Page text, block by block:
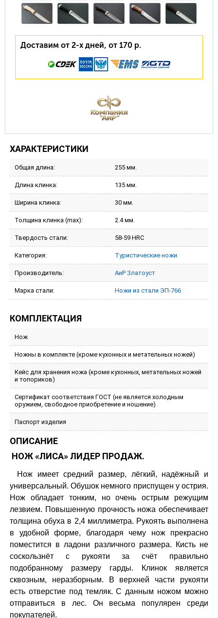
Доставим от 2-х дней, от 170 р.
ХАРАКТЕРИСТИКИ
Общая длина: 255 мм.
Длина клинка: 135 мм.
Ширина клинка: 30 мм.
Толщина клинка (max): 2.4 мм.
Твердость стали: 58-59 HRC
Категория: Туристические ножи
Производитель: АиР Златоуст
Марка стали: Ножи из стали ЭП-766
КОМПЛЕКТАЦИЯ
Нож
Ножны в комплекте (кроме кухонных и метательных ножей)
Кейс для хранения ножа (кроме кухонных, метательных ножей
и топориков)
Сертификат соответствия ГОСТ (не является холодным
оружием, свободное приобретение и ношение)
Паспорт изделия
ОПИСАНИЕ
НОЖ «ЛИСА» ЛИДЕР ПРОДАЖ.
Нож имеет средний размер, лёгкий, надёжный и
универсальный. Обушок немного приспущен у острия.
Нож обладает тонким, но очень острым режущим
лезвием. Повышенную прочность ножа обеспечивает
толщина обуха в 2,4 миллиметра. Рукоять выполнена
в удобной форме, благодаря чему нож прекрасно
поместится в ладони различного размера. Кисть не
соскользнёт с рукояти за счёт правильно
подобранному размеру гарды. Клинок является
сквозным, неразборным. В верхней части рукояти
есть отверстие под темляк. С данным ножом можно
отправиться в лес. Он весьма популярен среди
покупателей.